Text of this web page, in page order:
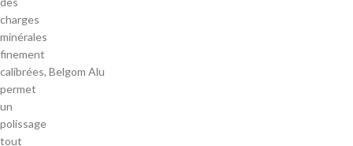
charges
minérales
finement
calibrées, Belgom Alu
permet
un
polissage
tout